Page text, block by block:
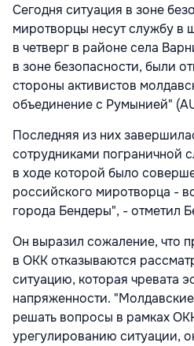
Сегодня ситуация в зоне
миротворцы несут службу в
в четверг в районе села
в зоне безопасности, были
стороны активистов
объединение с Румынией"
Последняя из них
сотрудниками пограничной
в ходе которой было
российского миротворца -
города Бендеры", - отметил
Он выразил сожаление, что
в ОКК отказываются
ситуацию, которая чревата
напряженности. "Молдавские
решать вопросы в рамках
урегулированию ситуации,